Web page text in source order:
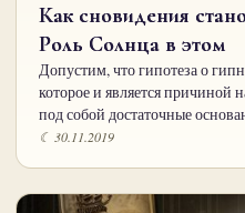
Как сновидения
Роль Солнца в этом
Допустим, что гипотеза о
которое и является причиной
под собой достаточные
☾ 30.11.2019